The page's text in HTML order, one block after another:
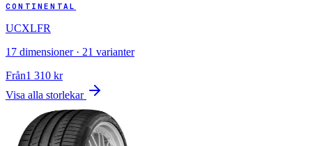
CONTINENTAL
UCXLFR
17 dimensioner · 21 varianter
Från1 310 kr
Visa alla storlekar